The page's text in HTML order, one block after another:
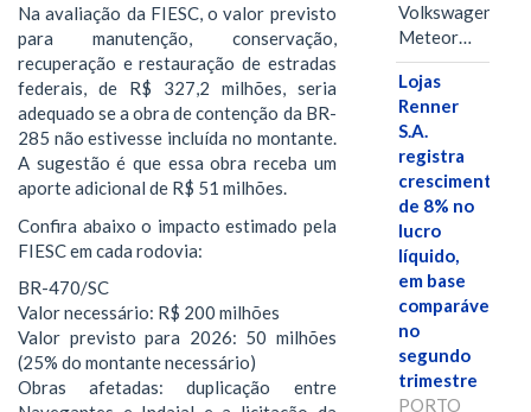
Na avaliação da FIESC, o valor previsto
para manutenção, conservação,
recuperação e restauração de estradas
federais, de R$ 327,2 milhões, seria
adequado se a obra de contenção da BR-
285 não estivesse incluída no montante.
A sugestão é que essa obra receba um
aporte adicional de R$ 51 milhões.
Confira abaixo o impacto estimado pela
FIESC em cada rodovia:
BR-470/SC
Valor necessário: R$ 200 milhões
Valor previsto para 2026: 50 milhões
(25% do montante necessário)
Obras afetadas: duplicação entre
Volkswagen
Meteor…
Lojas
Renner
S.A.
registra
crescimento
de 8% no
lucro
líquido,
em base
comparável,
no
segundo
trimestre
PORTO